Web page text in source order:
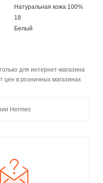
Натуральная кожа 100%
18
Белый
для интернет-магазина
цен в розничных магазинах
Hermes